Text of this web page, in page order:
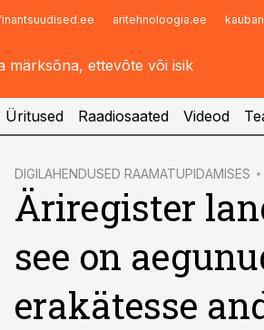
aritehnoloogia.ee
Infopank
Üritused Raadiosaated Videod
DIGILAHENDUSED RAAMATUPIDAMISES
Äriregister
see on
erakätesse